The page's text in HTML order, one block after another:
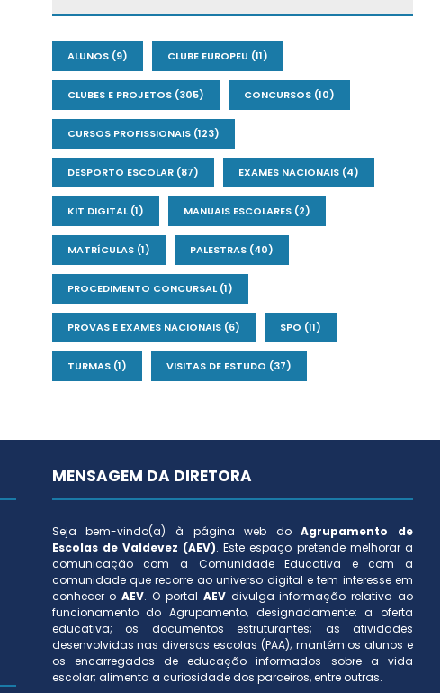
ALUNOS(9) CLUBE EUROPEU (11)
CLUBES E PROJETOS(305) CONCURSOS(10)
CURSOS PROFISSIONAIS(123)
DESPORTO ESCOLAR(87) EXAMES NACIONAIS(4)
KIT DIGITAL(1) MANUAIS ESCOLARES(2)
MATRÍCULAS(1) PALESTRAS(40)
PROCEDIMENTO CONCURSAL(1)
PROVAS E EXAMES NACIONAIS(6) SPO (11)
TURMAS(1) VISITAS DE ESTUDO (37)
MENSAGEM DA DIRETORA
Seja bem-vindo(a) à página web doAgrupamento de
Escolas de Valdevez (AEV). Este espaço pretende melhorar a
comunicação com a Comunidade Educativa e com a
comunidade que recorre ao universo digital e tem interesse em
conhecer oAEV. O portal AEVdivulga informação relativa ao
funcionamento do Agrupamento, designadamente: a oferta
educativa; os documentos estruturantes; as atividades
desenvolvidas nas diversas escolas (PAA); mantém os alunos e
os encarregados de educação informados sobre a vida
escolar; alimenta a curiosidade dos parceiros, entre outras.